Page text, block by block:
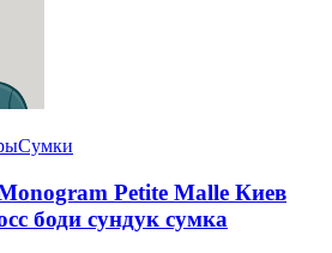
Сумки
Petite Malle Киев
боди сундук сумка